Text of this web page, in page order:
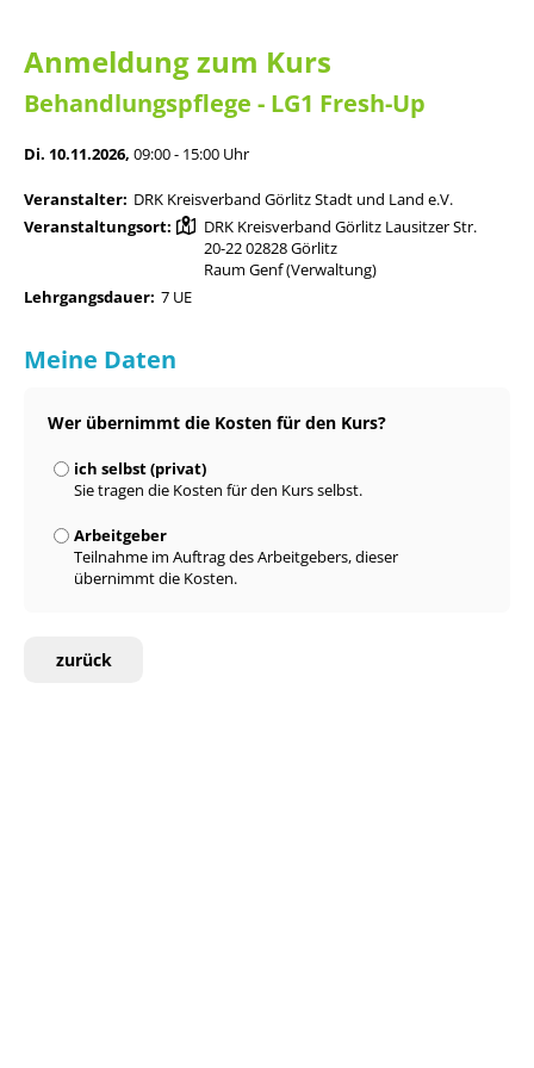
Anmeldung zum Kurs
Behandlungspflege - LG1 Fresh-Up
Di. 10.11.2026, 09:00 - 15:00 Uhr
Veranstalter: DRK Kreisverband Görlitz Stadt und Land e.V.
Veranstaltungsort:
DRK Kreisverband Görlitz Lausitzer Str.
20-22 02828 Görlitz
Raum Genf (Verwaltung)
Lehrgangsdauer: 7 UE
Meine Daten
Wer übernimmt die Kosten für den Kurs?
ich selbst (privat)
Sie tragen die Kosten für den Kurs selbst.
Arbeitgeber
Teilnahme im Auftrag des Arbeitgebers, dieser
übernimmt die Kosten.
zurück